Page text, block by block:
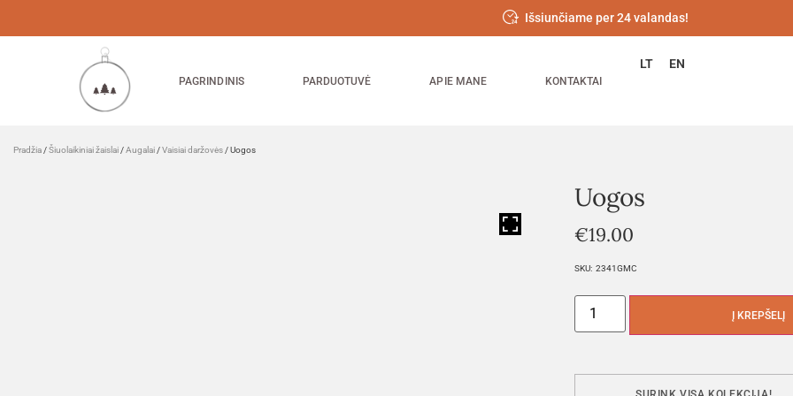
Išsiunčiame per 24 valandas!
PAGRINDINIS PARDUOTUVĖ APIE MANE KONTAKTAI
LT EN
Pradžia /Šiuolaikiniai žaislai /Augalai /Vaisiai daržovės / Uogos
Uogos
€19.00
SKU: 2341GMC
Į KREPŠELĮ